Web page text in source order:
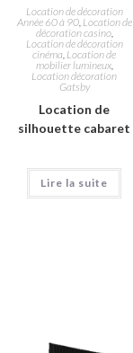
Location de décoration
Année 60 à 90, Location de
décoration casino,
Location de décoration
cinéma, Location de
mobilier lumineux,
Location décoration
Gatsby
Location de
silhouette cabaret
Lire la suite